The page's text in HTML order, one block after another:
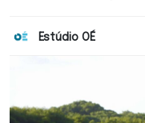
Estúdio OÉ